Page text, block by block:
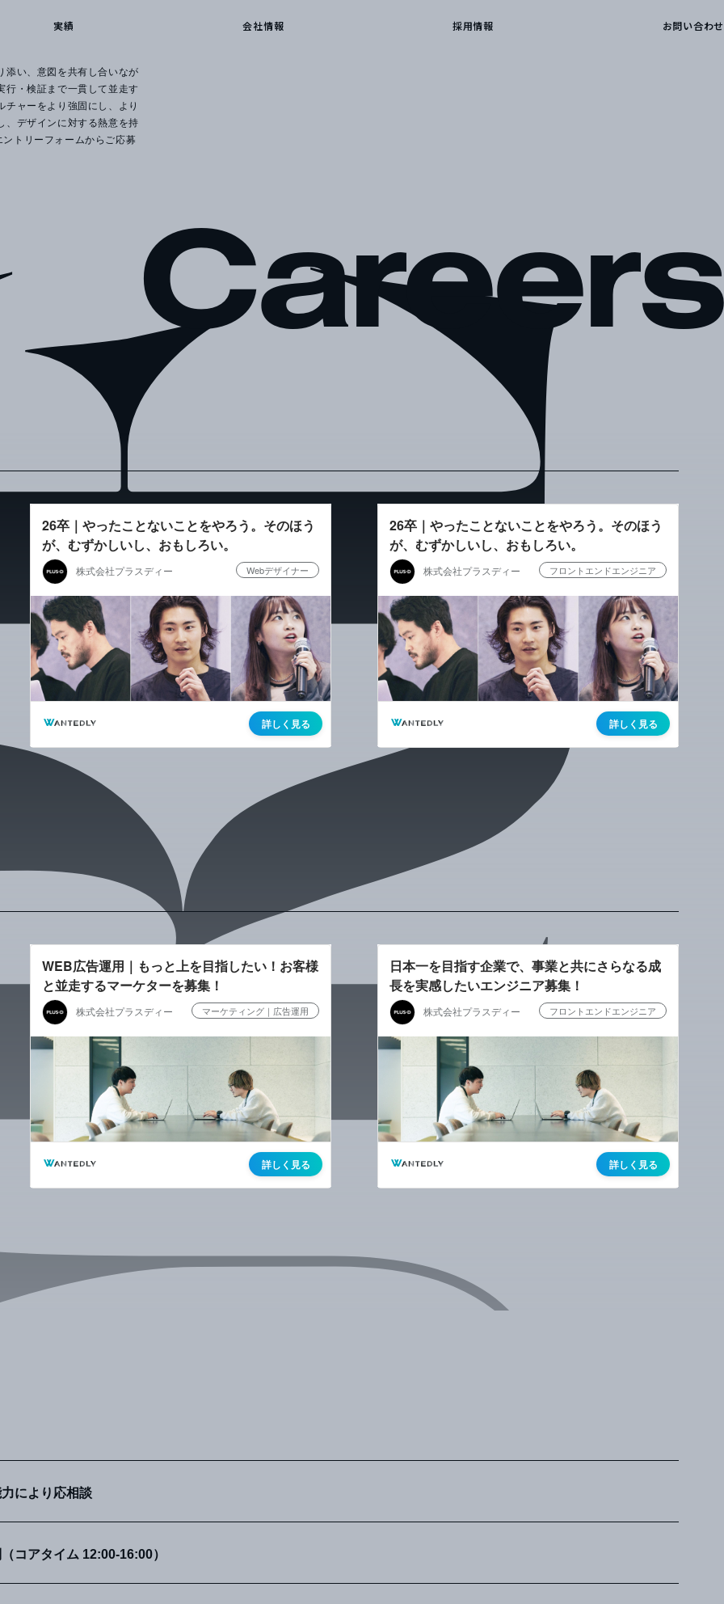
実績 会社情報 採用情報 お問い合わせ
添い、意図を共有し合いなが
行・検証まで一貫して並走す
ャーをより強固にし、より
、デザインに対する熱意を持
トリーフォームからご応募
Careers
により応相談
コアタイム 12:00-16:00）